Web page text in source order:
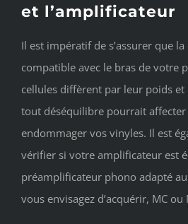
et l’amplificateur
Il est impératif de s’assurer que
compatible avec le bras de votre
cellules diffèrent par leur poids
tout déséquilibre pourrait
endommager vos vinyles. Il est
vérifier si votre amplificateur est
préamplificateur phono adapté
vous envisagez d’acquérir, MC ou